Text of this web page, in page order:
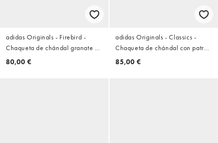
adidas Originals - Firebird -
Chaqueta de chándal granate y
rosa empolvado de corte suelto
80,00 €
adidas Originals - Classics -
Chaqueta de chándal con patrón
de espiga claro
85,00 €